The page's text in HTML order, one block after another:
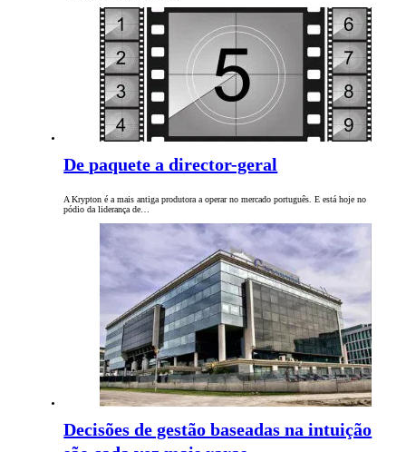
De paquete a director-geral
A Krypton é a mais antiga produtora a operar no mercado português. E está hoje no
pódio da liderança de…
Decisões de gestão baseadas na intuição